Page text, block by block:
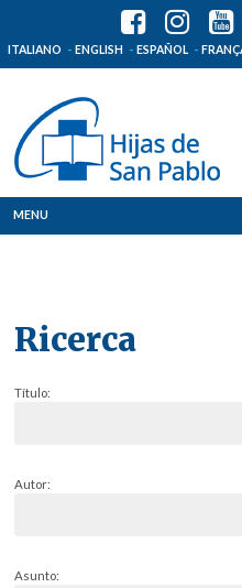
ITALIANO ENGLISH ESPAÑOL
MENU
Ricerca
Título:
Autor:
Asunto: